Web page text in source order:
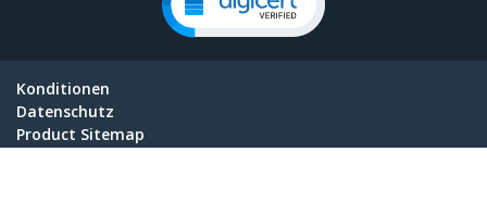
Konditionen
Datenschutz
Product Sitemap